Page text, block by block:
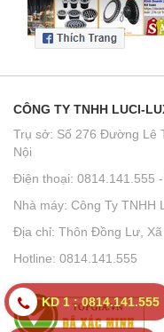
CÔNG TY TNHH LUCI-
Trụ sở: Số 276 Đường Lê
Nội
Điện thoại: 0814.141.555
Nhà máy: Công Ty TNHH
Địa chỉ: Thôn Đồng Lư, Xã
Hotline: 0814.141.555
KD 1 : 0814.141.555